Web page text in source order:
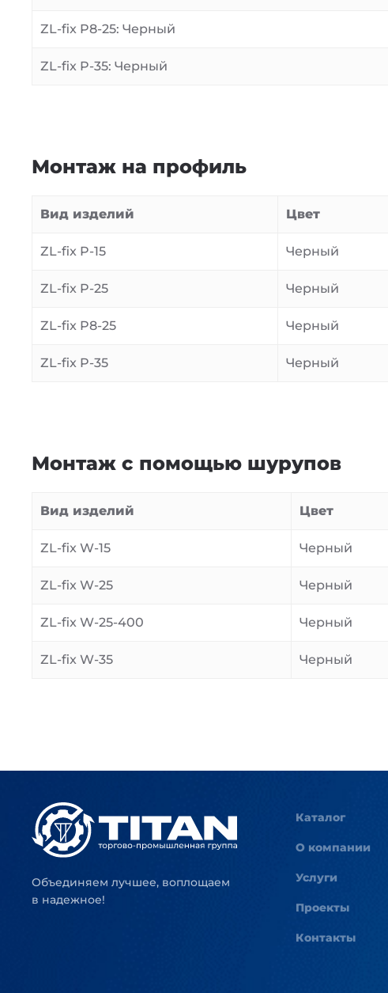
ZL-fix P8-25: Черный
ZL-fix P-35: Черный
Монтаж на профиль
Вид изделий Цвет
ZL-fix P-15 Черный
ZL-fix P-25 Черный
ZL-fix P8-25 Черный
ZL-fix P-35 Черный
Монтаж с помощью шурупов
Вид изделий Цвет
ZL-fix W-15 Черный
ZL-fix W-25 Черный
ZL-fix W-25-400 Черный
ZL-fix W-35 Черный
Объединяем лучшее, воплощаем
в надежное!
Каталог
О компании
Услуги
Проекты
Контакты